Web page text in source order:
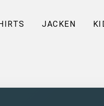
JACKEN